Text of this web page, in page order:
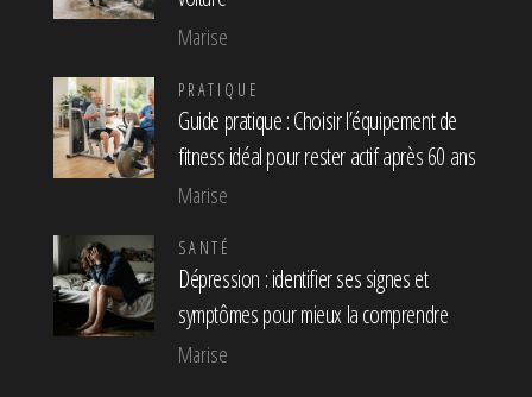
Marise
PRATIQUE
Guide pratique : Choisir l’équipement de
fitness idéal pour rester actif après 60 ans
Marise
SANTÉ
Dépression : identifier ses signes et
symptômes pour mieux la comprendre
Marise